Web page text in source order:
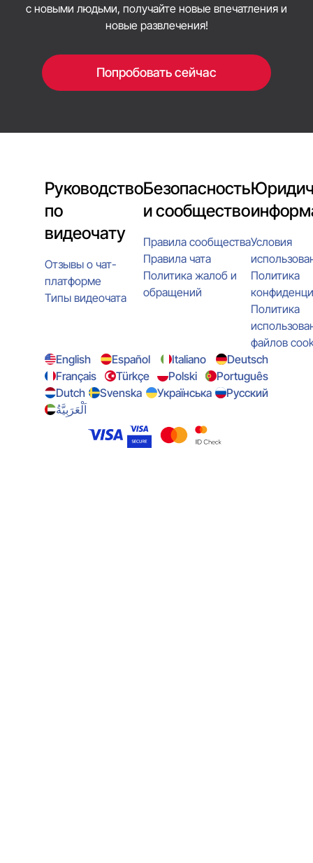
с новыми людьми, получайте новые впечатления и
новые развлечения!
Попробовать сейчас
Руководство
по
видеочату
Отзывы о чат-
платформе
Типы видеочата
Безопасность
и сообщество
Правила сообщества
Правила чата
Политика жалоб и
обращений
Условия
Политика
Политика
файлов
English
Español Italiano
Deutsch
Français
Türkçe Polski
Português
Dutch
Svenska Українська
Русский
اَلْعَرَبِيَّةُ